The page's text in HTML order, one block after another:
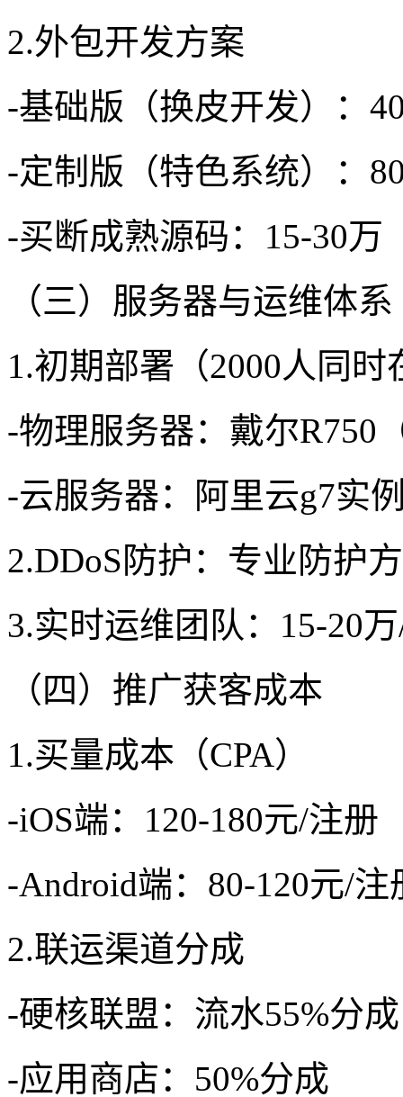
2.外包开发方案
-基础版（换皮开发）：
-定制版（特色系统）：
-买断成熟源码：15-30万
（三）服务器与运维体系
1.初期部署（2000人同时
-物理服务器：戴尔R750
-云服务器：阿里云g7实
2.DDoS防护：专业防护
3.实时运维团队：15-20
（四）推广获客成本
1.买量成本（CPA）
-iOS端：120-180元/注册
-Android端：80-120元/注
2.联运渠道分成
-硬核联盟：流水55%分成
-应用商店：50%分成